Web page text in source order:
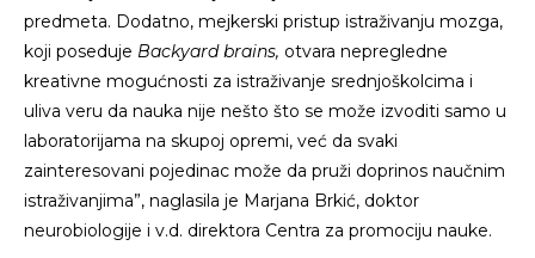
predmeta. Dodatno, mejkerski pristup istraživanju mozga,
koji poseduje Backyard brains, otvara nepregledne
kreativne mogućnosti za istraživanje srednjoškolcima i
uliva veru da nauka nije nešto što se može izvoditi samo u
laboratorijama na skupoj opremi, već da svaki
zainteresovani pojedinac može da pruži doprinos naučnim
istraživanjima”, naglasila je Marjana Brkić, doktor
neurobiologije i v.d. direktora Centra za promociju nauke.